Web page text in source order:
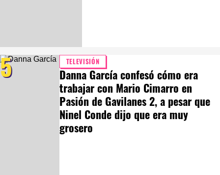
5 TELEVISIÓN
Danna García confesó cómo era
trabajar con Mario Cimarro en
Pasión de Gavilanes 2, a pesar que
Ninel Conde dijo que era muy
grosero